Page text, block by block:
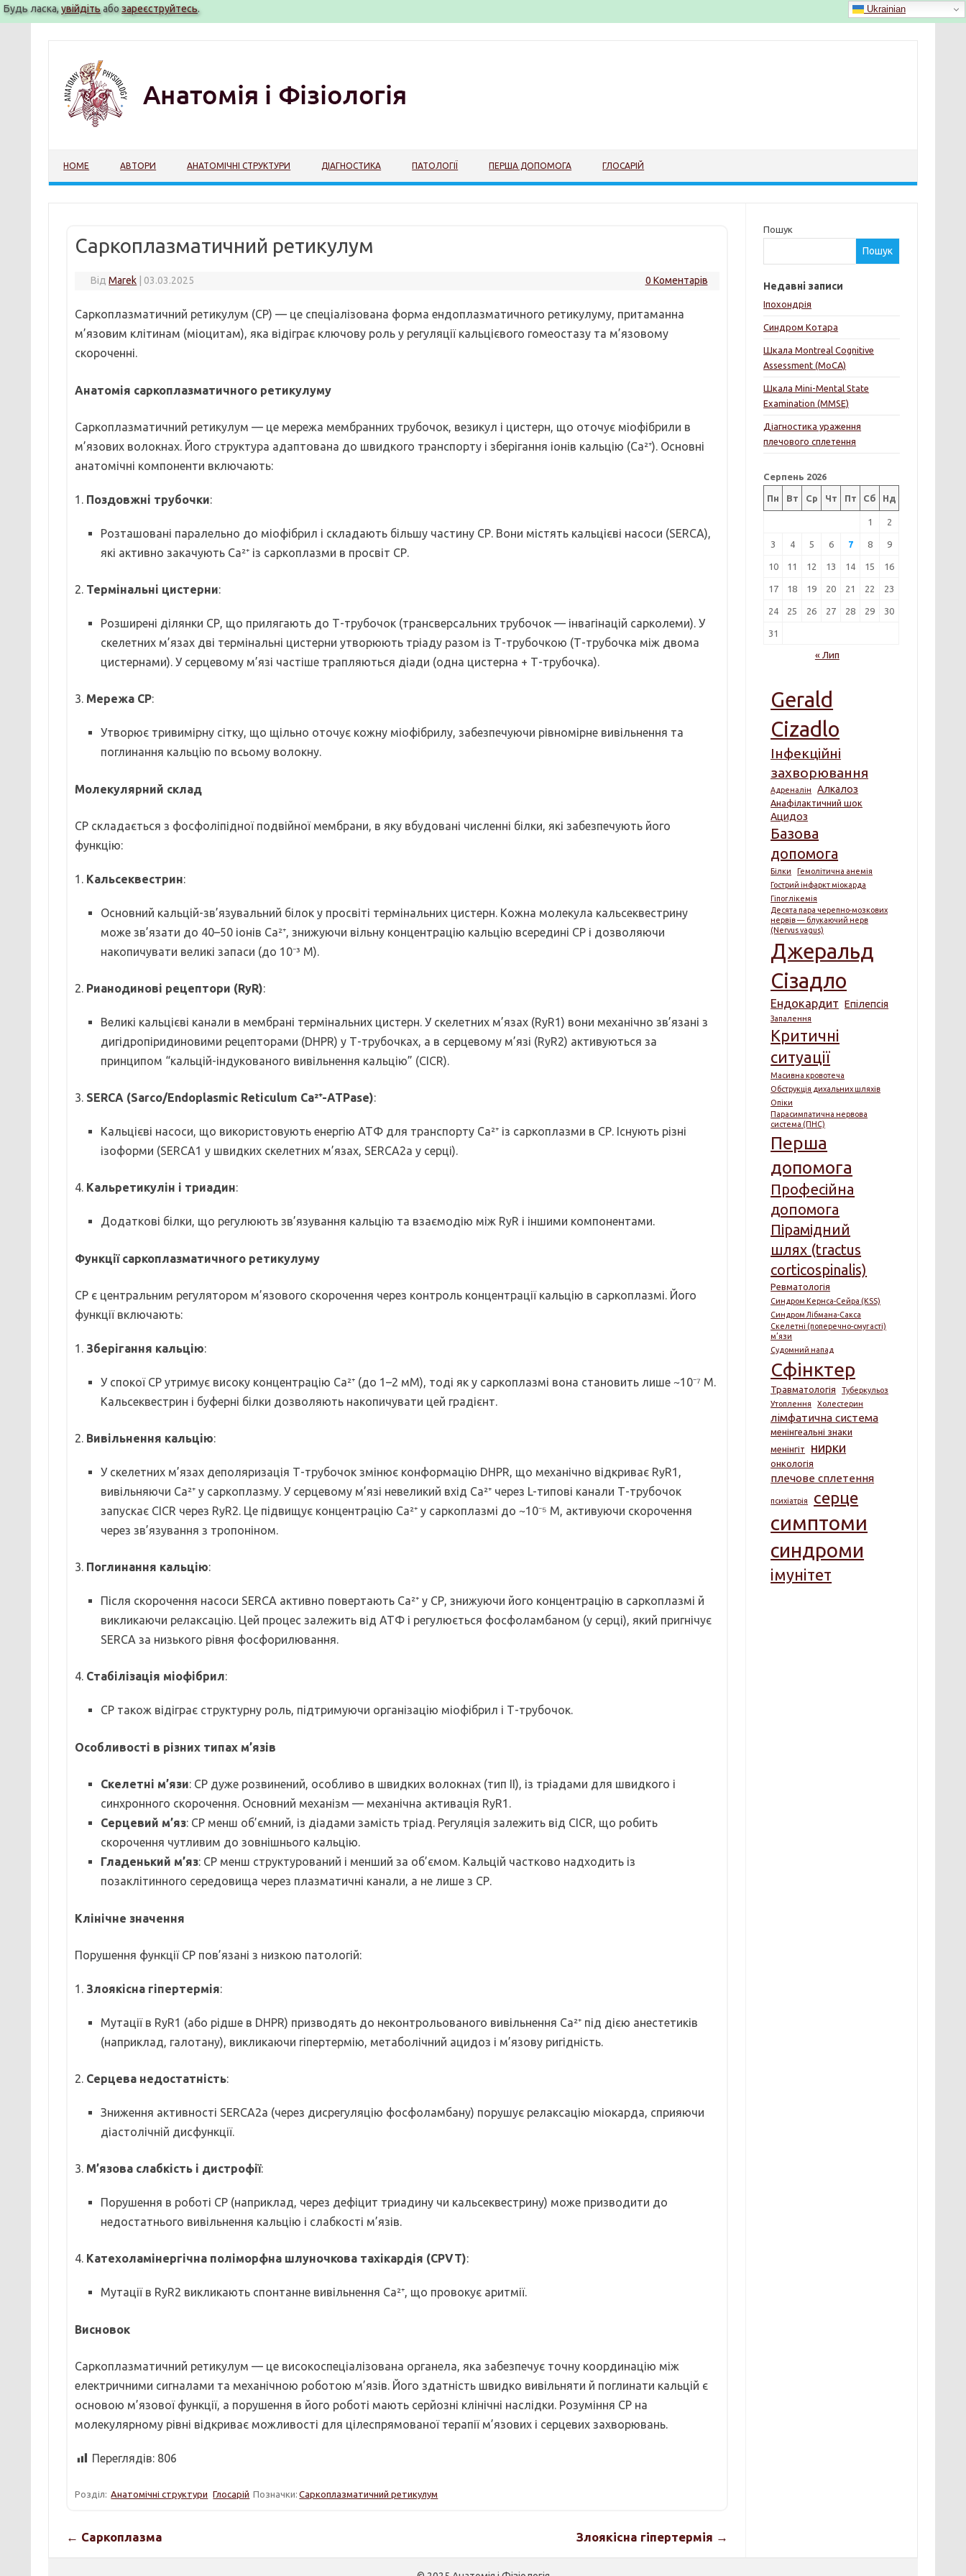
Будь ласка,увійдітьабозареєструйтесь.
HOME АВТОРИ АНАТОМІЧНІ СТРУКТУРИ ДІАГНОСТИКА ПАТОЛОГІЇ ПЕРША ДОПОМОГА ГЛОСАРІЙ
Саркоплазматичний ретикулум
ВідMarek 03.03.2025 0 Коментарів
Саркоплазматичний ретикулум (СР) — це спеціалізована форма ендоплазматичного ретикулуму, притаманна
м’язовим клітинам (міоцитам), яка відіграє ключову роль у регуляції кальцієвого гомеостазу та м’язовому
скороченні.
Анатомія саркоплазматичного ретикулуму
Саркоплазматичний ретикулум — це мережа мембранних трубочок, везикул і цистерн, що оточує міофібрили в
м’язових волокнах. Його структура адаптована до швидкого транспорту і зберігання іонів кальцію (Ca²⁺). Основні
анатомічні компоненти включають:
1. Поздовжні трубочки:
Розташовані паралельно до міофібрил і складають більшу частину СР. Вони містять кальцієві насоси (SERCA),
які активно закачують Ca²⁺ із саркоплазми в просвіт СР.
2. Термінальні цистерни:
Розширені ділянки СР, що прилягають до Т-трубочок (трансверсальних трубочок — інвагінацій сарколеми). У
скелетних м’язах дві термінальні цистерни утворюють тріаду разом із Т-трубочкою (Т-трубочка між двома
цистернами). У серцевому м’язі частіше трапляються діади (одна цистерна + Т-трубочка).
3. Мережа СР:
Утворює тривимірну сітку, що щільно оточує кожну міофібрилу, забезпечуючи рівномірне вивільнення та
поглинання кальцію по всьому волокну.
Молекулярний склад
СР складається з фосфоліпідної подвійної мембрани, в яку вбудовані численні білки, які забезпечують його
функцію:
1. Кальсеквестрин:
Основний кальцій-зв’язувальний білок у просвіті термінальних цистерн. Кожна молекула кальсеквестрину
може зв’язати до 40–50 іонів Ca²⁺, знижуючи вільну концентрацію кальцію всередині СР і дозволяючи
накопичувати великі запаси (до 10⁻³ М).
2. Рианодинові рецептори (RyR):
Великі кальцієві канали в мембрані термінальних цистерн. У скелетних м’язах (RyR1) вони механічно зв’язані з
дигідропіридиновими рецепторами (DHPR) у Т-трубочках, а в серцевому м’язі (RyR2) активуються за
принципом “кальцій-індукованого вивільнення кальцію” (CICR).
3. SERCA (Sarco/Endoplasmic Reticulum Ca²⁺-ATPase):
Кальцієві насоси, що використовують енергію АТФ для транспорту Ca²⁺ із саркоплазми в СР. Існують різні
ізоформи (SERCA1 у швидких скелетних м’язах, SERCA2a у серці).
4. Кальретикулін і триадин:
Додаткові білки, що регулюють зв’язування кальцію та взаємодію між RyR і іншими компонентами.
Функції саркоплазматичного ретикулуму
СР є центральним регулятором м’язового скорочення через контроль концентрації кальцію в саркоплазмі. Його
функції включають:
1.Зберігання кальцію:
У спокої СР утримує високу концентрацію Ca²⁺ (до 1–2 мМ), тоді як у саркоплазмі вона становить лише ~10⁻⁷ М.
Кальсеквестрин і буферні білки дозволяють накопичувати цей градієнт.
2. Вивільнення кальцію:
У скелетних м’язах деполяризація Т-трубочок змінює конформацію DHPR, що механічно відкриває RyR1,
вивільняючи Ca²⁺ у саркоплазму. У серцевому м’язі невеликий вхід Ca²⁺ через L-типові канали Т-трубочок
запускає CICR через RyR2. Це підвищує концентрацію Ca²⁺ у саркоплазмі до ~10⁻⁵ М, активуючи скорочення
через зв’язування з тропоніном.
3. Поглинання кальцію:
Після скорочення насоси SERCA активно повертають Ca²⁺ у СР, знижуючи його концентрацію в саркоплазмі й
викликаючи релаксацію. Цей процес залежить від АТФ і регулюється фосфоламбаном (у серці), який пригнічує
SERCA за низького рівня фосфорилювання.
4. Стабілізація міофібрил:
СР також відіграє структурну роль, підтримуючи організацію міофібрил і Т-трубочок.
Особливості в різних типах м’язів
Скелетні м’язи: СР дуже розвинений, особливо в швидких волокнах (тип II), із тріадами для швидкого і
синхронного скорочення. Основний механізм — механічна активація RyR1.
Серцевий м’яз: СР менш об’ємний, із діадами замість тріад. Регуляція залежить від CICR, що робить
скорочення чутливим до зовнішнього кальцію.
Гладенький м’яз: СР менш структурований і менший за об’ємом. Кальцій частково надходить із
позаклітинного середовища через плазматичні канали, а не лише з СР.
Клінічне значення
Порушення функції СР пов’язані з низкою патологій:
1.Злоякісна гіпертермія:
Мутації в RyR1 (або рідше в DHPR) призводять до неконтрольованого вивільнення Ca²⁺ під дією анестетиків
(наприклад, галотану), викликаючи гіпертермію, метаболічний ацидоз і м’язову ригідність.
2. Серцева недостатність:
Зниження активності SERCA2a (через дисрегуляцію фосфоламбану) порушує релаксацію міокарда, сприяючи
діастолічній дисфункції.
3. М’язова слабкість і дистрофії:
Порушення в роботі СР (наприклад, через дефіцит триадину чи кальсеквестрину) може призводити до
недостатнього вивільнення кальцію і слабкості м’язів.
4. Катехоламінергічна поліморфна шлуночкова тахікардія (CPVT):
Мутації в RyR2 викликають спонтанне вивільнення Ca²⁺, що провокує аритмії.
Висновок
Саркоплазматичний ретикулум — це високоспеціалізована органела, яка забезпечує точну координацію між
електричними сигналами та механічною роботою м’язів. Його здатність швидко вивільняти й поглинати кальцій є
основою м’язової функції, а порушення в його роботі мають серйозні клінічні наслідки. Розуміння СР на
молекулярному рівні відкриває можливості для цілеспрямованої терапії м’язових і серцевих захворювань.
Переглядів: 806
Розділ: Анатомічні структури Глосарій Позначки: Саркоплазматичний ретикулум
← Саркоплазма Злоякісна гіпертермія →
Пошук
Пошук
Недавні записи
Іпохондрія
Синдром Котара
Шкала Montreal Cognitive
Assessment (MoCA)
Шкала Mini-Mental State
Examination (MMSE)
Діагностика ураження
плечового сплетення
Серпень 2026
Пн Вт Ср Чт Пт Сб Нд
1 2
3 4 5 6 7 8 9
10 11 12 13 14 15 16
17 18 19 20 21 22 23
24 25 26 27 28 29 30
31
« Лип
Gerald
Cizadlo
Інфекційні
захворювання
Адреналін Алкалоз
Анафілактичний шок
Ацидоз
Базова
допомога
Білки
Гемолітична анемія
Гострий інфаркт міокарда
Гіпоглікемія
Десята пара черепно-мозкових
нервів — блукаючий нерв
(Nervus vagus)
Джеральд
Сізадло
Ендокардит Епілепсія
Запалення
Критичні
ситуації
Масивна кровотеча
Обструкція дихальних шляхів
Опіки
Парасимпатична нервова
система (ПНС)
Перша
допомога
Професійна
допомога
Пірамідний
шлях (tractus
corticospinalis)
Ревматологія
Синдром Кернса-Сейра (KSS)
Синдром Лібмана-Сакса
Скелетні (поперечно-смугасті)
м’язи
Судомний напад
Сфінктер
Травматологія
Туберкульоз
Утоплення
Холестерин
лімфатична система
менінгеальні знаки
менінгіт
нирки
онкологія
плечове сплетення
психіатрія серце
симптоми
синдроми
імунітет
Ukrainian